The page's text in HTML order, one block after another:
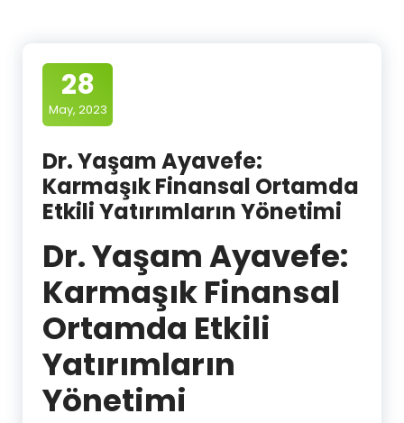
28
May, 2023
Dr. Yaşam Ayavefe:
Karmaşık Finansal Ortamda
Etkili Yatırımların Yönetimi
Dr. Yaşam Ayavefe:
Karmaşık Finansal
Ortamda Etkili
Yatırımların
Yönetimi